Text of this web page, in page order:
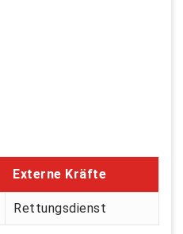
Externe Kräfte
Rettungsdienst